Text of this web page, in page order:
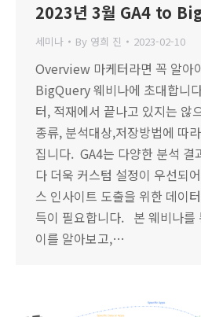
2023년 3월 GA4 to
세미나 By 영희 진 2023-02-10
Overview 마케터라면 꼭 알아
BigQuery 웨비나에 초대합니
터, 적재에서 끝나고 있지는 않
종류, 분석대상,저장방법에 따
집니다. GA4는 다양한 분석 결
다 더욱 커스텀 설정이 우선되
스 인사이트 도출을 위한 데이
득이 필요합니다. 본 웨비나를
이를 알아보고,…